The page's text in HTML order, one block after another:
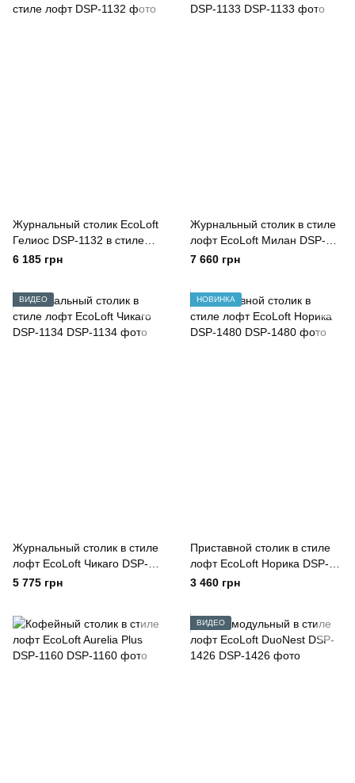
Журнальный столик EcoLoft
Гелиос DSP-1132 в стиле
лофт
6 185 грн
Журнальный столик в стиле
лофт EcoLoft Милан DSP-
1133
7 660 грн
ВИДЕО
Журнальный столик в стиле
лофт EcoLoft Чикаго DSP-
1134
5 775 грн
НОВИНКА
Приставной столик в стиле
лофт EcoLoft Норика DSP-
1480
3 460 грн
ВИДЕО